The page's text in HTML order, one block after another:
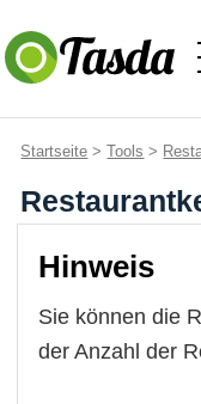
Startseite >Tools >
Hinweis
Sie können die
der Anzahl der